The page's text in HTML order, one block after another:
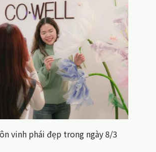
vinh phái đẹp trong ngày 8/3